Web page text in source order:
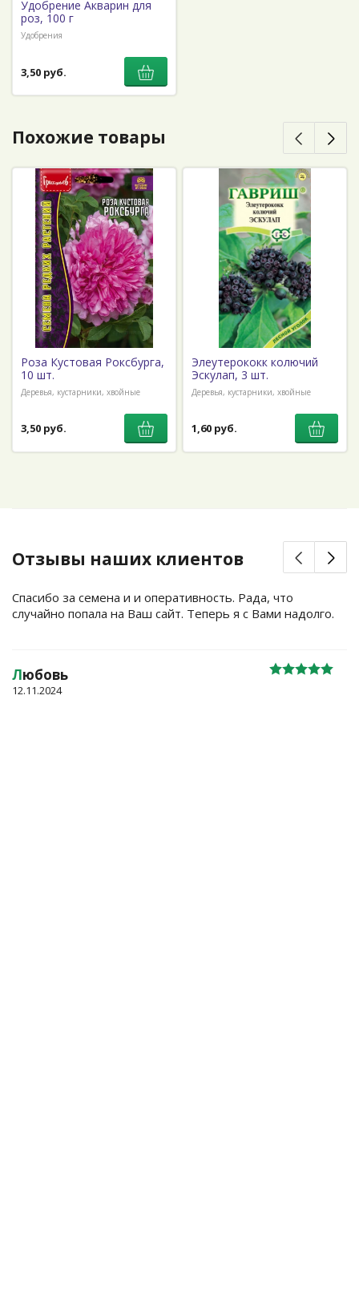
Удобрение Акварин для
роз, 100 г
Удобрения
3,50 руб.
Похожие товары
Роза Кустовая Роксбурга,
10 шт.
Деревья, кустарники, хвойные
3,50 руб.
Элеутерококк колючий
Эскулап, 3 шт.
Деревья, кустарники, хвойные
1,60 руб.
Отзывы наших клиентов
Спасибо за семена и и оперативность. Рада, что
случайно попала на Ваш сайт. Теперь я с Вами надолго.
Любовь
12.11.2024